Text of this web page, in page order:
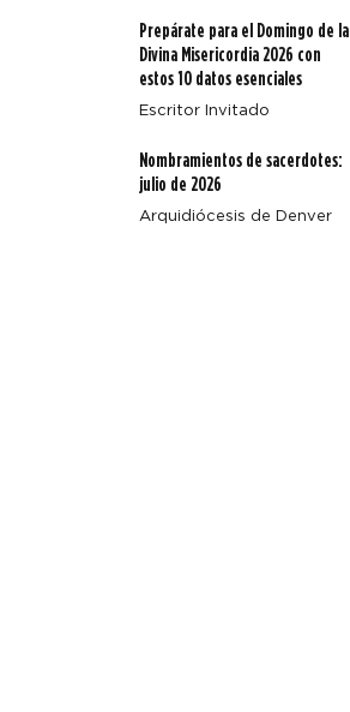
Prepárate para el Domingo de la
Divina Misericordia 2026 con
estos 10 datos esenciales
Escritor Invitado
Nombramientos de sacerdotes:
julio de 2026
Arquidiócesis de Denver